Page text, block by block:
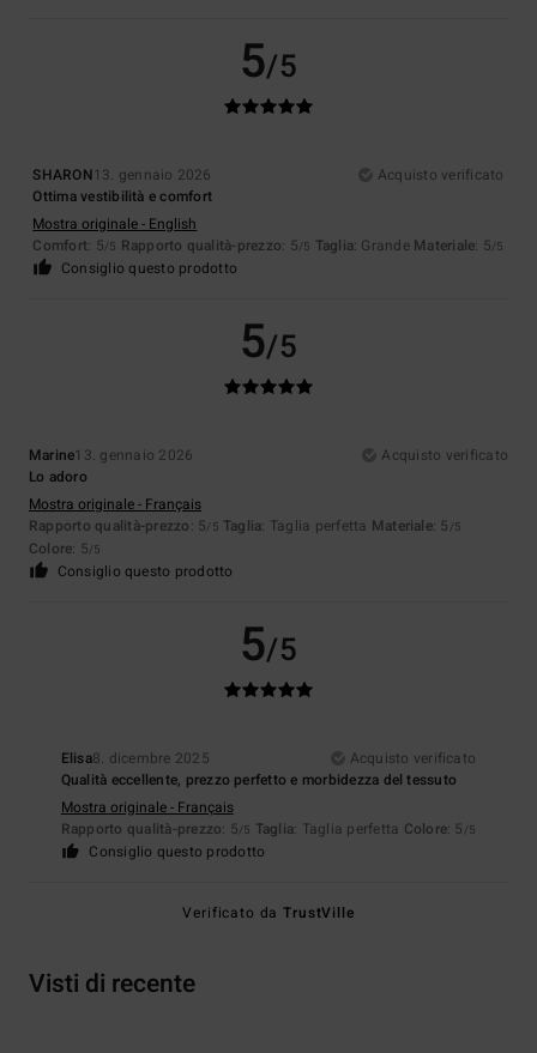
5/5
SHARON13. gennaio 2026
Acquisto verificato
Ottima vestibilità e comfort
Mostra originale - English
Comfort: 5/5 Rapporto qualità-prezzo: 5/5 Taglia: Grande Materiale: 5/5
Consiglio questo prodotto
5/5
Marine13. gennaio 2026
Acquisto verificato
Lo adoro
Mostra originale - Français
Rapporto qualità-prezzo: 5/5 Taglia: Taglia perfetta Materiale: 5 /5
Colore: 5/5
Consiglio questo prodotto
5/5
Elisa8. dicembre 2025
Acquisto verificato
Qualità eccellente, prezzo perfetto e morbidezza del tessuto
Mostra originale - Français
Rapporto qualità-prezzo: 5/5 Taglia: Taglia perfetta Colore: 5 /5
Consiglio questo prodotto
Verificato daTrustVille
Visti di recente